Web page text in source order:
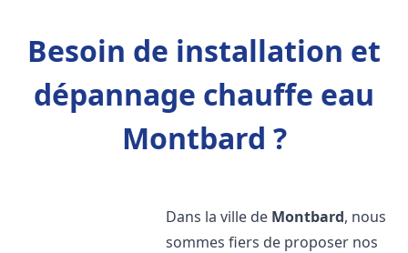
Besoin de installation et
dépannage chauffe eau
Montbard ?
Dans la ville de Montbard, nous
sommes fiers de proposer nos